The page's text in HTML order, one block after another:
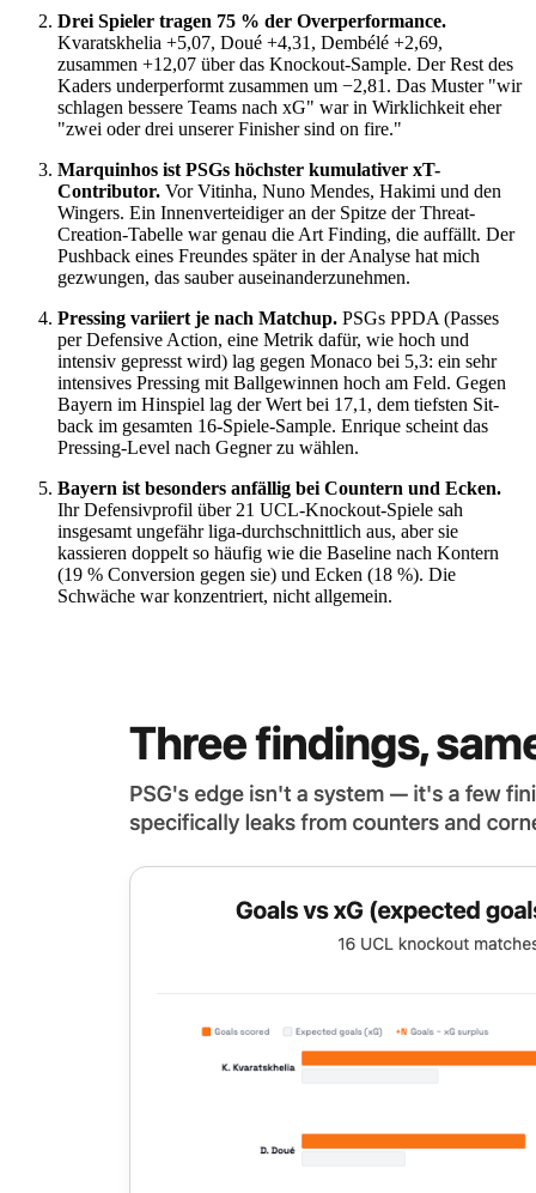
Drei Spieler tragen 75 % der Overperformance.
Kvaratskhelia +5,07, Doué +4,31, Dembélé +2,69,
zusammen +12,07 über das Knockout-Sample. Der Rest des
Kaders underperformt zusammen um −2,81. Das Muster "wir
schlagen bessere Teams nach xG" war in Wirklichkeit eher
"zwei oder drei unserer Finisher sind on fire."
Marquinhos ist PSGs höchster kumulativer xT-
Contributor. Vor Vitinha, Nuno Mendes, Hakimi und den
Wingers. Ein Innenverteidiger an der Spitze der Threat-
Creation-Tabelle war genau die Art Finding, die auffällt. Der
Pushback eines Freundes später in der Analyse hat mich
gezwungen, das sauber auseinanderzunehmen.
Pressing variiert je nach Matchup. PSGs PPDA (Passes
per Defensive Action, eine Metrik dafür, wie hoch und
intensiv gepresst wird) lag gegen Monaco bei 5,3: ein sehr
intensives Pressing mit Ballgewinnen hoch am Feld. Gegen
Bayern im Hinspiel lag der Wert bei 17,1, dem tiefsten Sit-
back im gesamten 16-Spiele-Sample. Enrique scheint das
Pressing-Level nach Gegner zu wählen.
Bayern ist besonders anfällig bei Countern und Ecken.
Ihr Defensivprofil über 21 UCL-Knockout-Spiele sah
insgesamt ungefähr liga-durchschnittlich aus, aber sie
kassieren doppelt so häufig wie die Baseline nach Kontern
(19 % Conversion gegen sie) und Ecken (18 %). Die
Schwäche war konzentriert, nicht allgemein.